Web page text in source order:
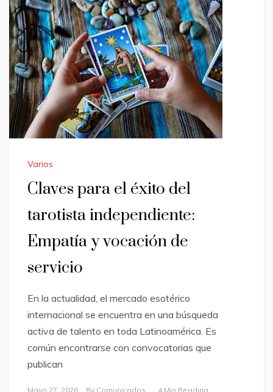
Varios
Claves para el éxito del
tarotista independiente:
Empatía y vocación de
servicio
En la actualidad, el mercado esotérico
internacional se encuentra en una búsqueda
activa de talento en toda Latinoamérica. Es
común encontrarse con convocatorias que
publican
Mayo 27, 2026 By Comunicados 4 Min Reading